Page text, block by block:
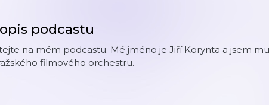
podcastu
na mém podcastu. Mé jméno je Jiří Korynta a jsem
filmového orchestru.